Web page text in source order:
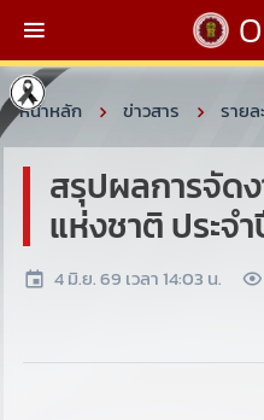
หน้าหลัก ข่าวสาร รายล
สรุปผลการจัด
แห่งชาติ ประจ
4 มิ.ย. 69 เวลา 14:03 น.